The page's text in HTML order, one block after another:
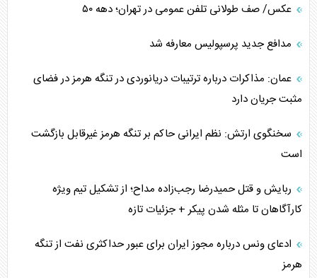
عکس/ صف طولانی تلفن عمومی در تهران؛ دهه ۵۰
مدافع جدید پرسپولیس معارفه شد
عمان: مذاکرات درباره ترتیبات دریانوردی در تنگه هرمز در فضای
مثبت جریان دارد
سخنگوی ارتش: نظم ایرانی حاکم بر تنگه هرمز غیرقابل بازگشت
است
ربایش و قتل حمیدرضا رجب‌زاده مداح؛ از تشکیل تیم ویژه
کارآگاهان تا مثله شدن پیکر + جزئیات تازه
ادعای ونس درباره مجوز ایران برای عبور حداکثری نفت از تنگه
هرمز